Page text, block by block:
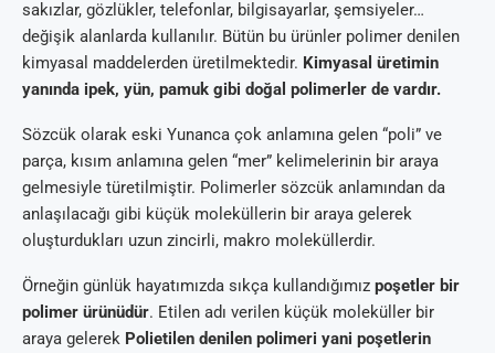
sakızlar, gözlükler, telefonlar, bilgisayarlar, şemsiyeler…
değişik alanlarda kullanılır. Bütün bu ürünler polimer denilen
kimyasal maddelerden üretilmektedir. Kimyasal üretimin
yanında ipek, yün, pamuk gibi doğal polimerler de vardır.
Sözcük olarak eski Yunanca çok anlamına gelen “poli” ve
parça, kısım anlamına gelen “mer” kelimelerinin bir araya
gelmesiyle türetilmiştir. Polimerler sözcük anlamından da
anlaşılacağı gibi küçük moleküllerin bir araya gelerek
oluşturdukları uzun zincirli, makro moleküllerdir.
Örneğin günlük hayatımızda sıkça kullandığımız poşetler bir
polimer ürünüdür. Etilen adı verilen küçük moleküller bir
araya gelerek Polietilen denilen polimeri yani poşetlerin